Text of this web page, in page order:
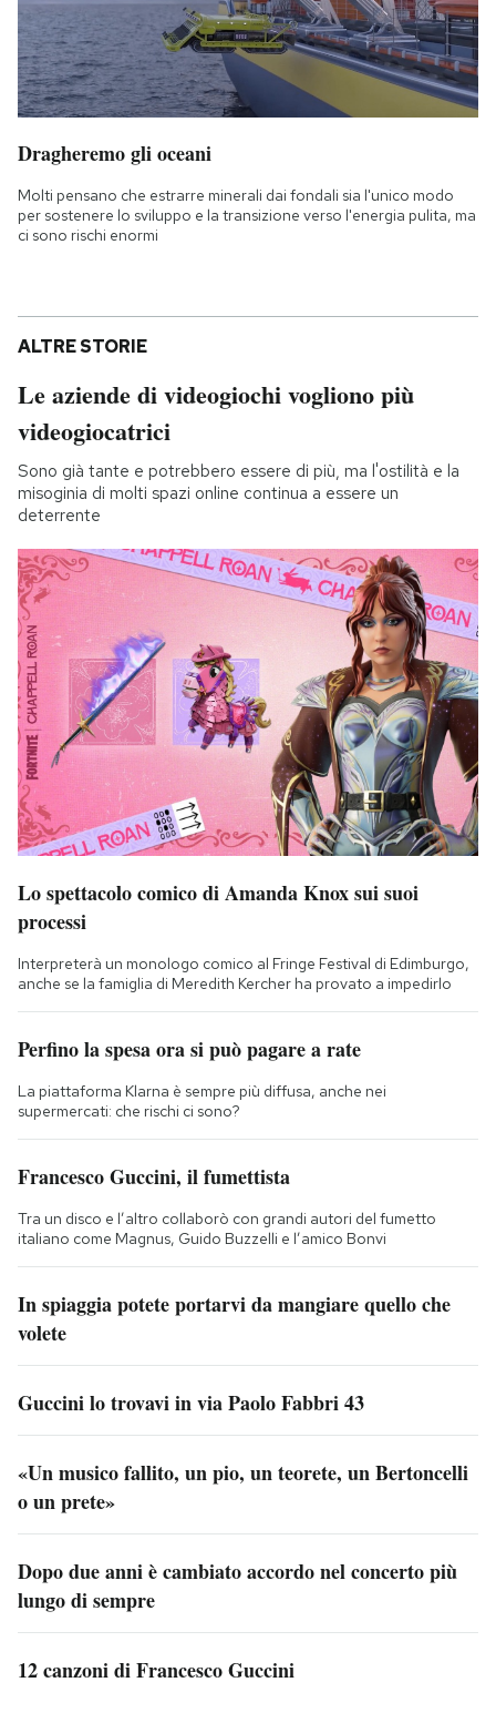
Dragheremo gli oceani
Molti pensano che estrarre minerali dai fondali sia l'unico modo
per sostenere lo sviluppo e la transizione verso l'energia pulita, ma
ci sono rischi enormi
ALTRE STORIE
Le aziende di videogiochi vogliono più
videogiocatrici
Sono già tante e potrebbero essere di più, ma l'ostilità e la
misoginia di molti spazi online continua a essere un
deterrente
Lo spettacolo comico di Amanda Knox sui suoi
processi
Interpreterà un monologo comico al Fringe Festival di Edimburgo,
anche se la famiglia di Meredith Kercher ha provato a impedirlo
Perfino la spesa ora si può pagare a rate
La piattaforma Klarna è sempre più diffusa, anche nei
supermercati: che rischi ci sono?
Francesco Guccini, il fumettista
Tra un disco e l’altro collaborò con grandi autori del fumetto
italiano come Magnus, Guido Buzzelli e l’amico Bonvi
In spiaggia potete portarvi da mangiare quello che
volete
Guccini lo trovavi in via Paolo Fabbri 43
«Un musico fallito, un pio, un teorete, un Bertoncelli
o un prete»
Dopo due anni è cambiato accordo nel concerto più
lungo di sempre
12 canzoni di Francesco Guccini